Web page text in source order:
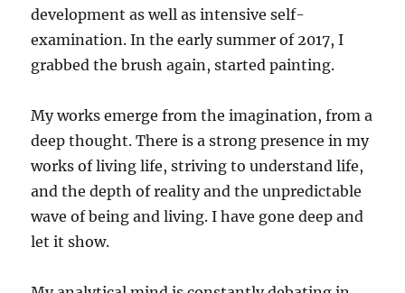
development as well as intensive self-
examination. In the early summer of 2017, I
grabbed the brush again, started painting.
My works emerge from the imagination, from a
deep thought. There is a strong presence in my
works of living life, striving to understand life,
and the depth of reality and the unpredictable
wave of being and living. I have gone deep and
let it show.